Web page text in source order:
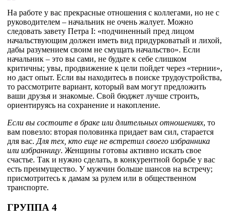
На работе у вас прекрасные отношения с коллегами, но не с
руководителем – начальник не очень жалует. Можно
следовать завету Петра I: «подчиненный пред лицом
начальствующим должен иметь вид придурковатый и лихой,
дабы разумением своим не смущать начальство». Если
начальник – это вы сами, не будьте к себе слишком
критичны; увы, продвижение к цели пойдет через «тернии»,
но даст опыт. Если вы находитесь в поиске трудоустройства,
то рассмотрите вариант, который вам могут предложить
ваши друзья и знакомые. Свой бюджет лучше строить,
ориентируясь на сохранение и накопление.
Если вы состоите в браке или длительных отношениях, то
вам повезло: вторая половинка придает вам сил, старается
для вас. Для тех, кто еще не встретил своего избранника
или избранницу. Женщины готовы активно искать свое
счастье. Так и нужно сделать, в конкурентной борьбе у вас
есть преимущество. У мужчин больше шансов на встречу;
присмотритесь к дамам за рулем или в общественном
транспорте.
ГРУППА 4